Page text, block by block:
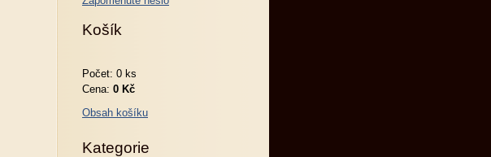
Košík
Počet: 0 ks
Cena: 0 Kč
Obsah košíku
Kategorie